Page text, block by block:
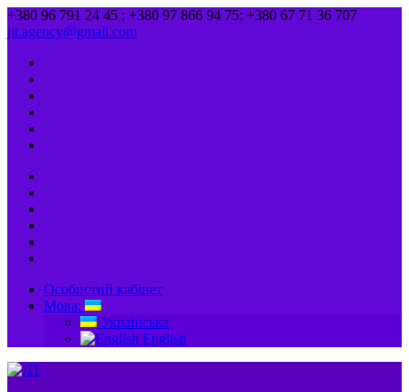
+380 96 791 24 45 ; +380 97 866 94 75; +380 67 71 36 707
jit.agency@gmail.com
Особистий кабінет
Мова:
Українська
English